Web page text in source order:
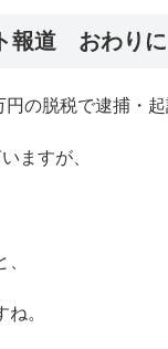
報道 おわりに
の脱税で逮捕・起
ますが、
。